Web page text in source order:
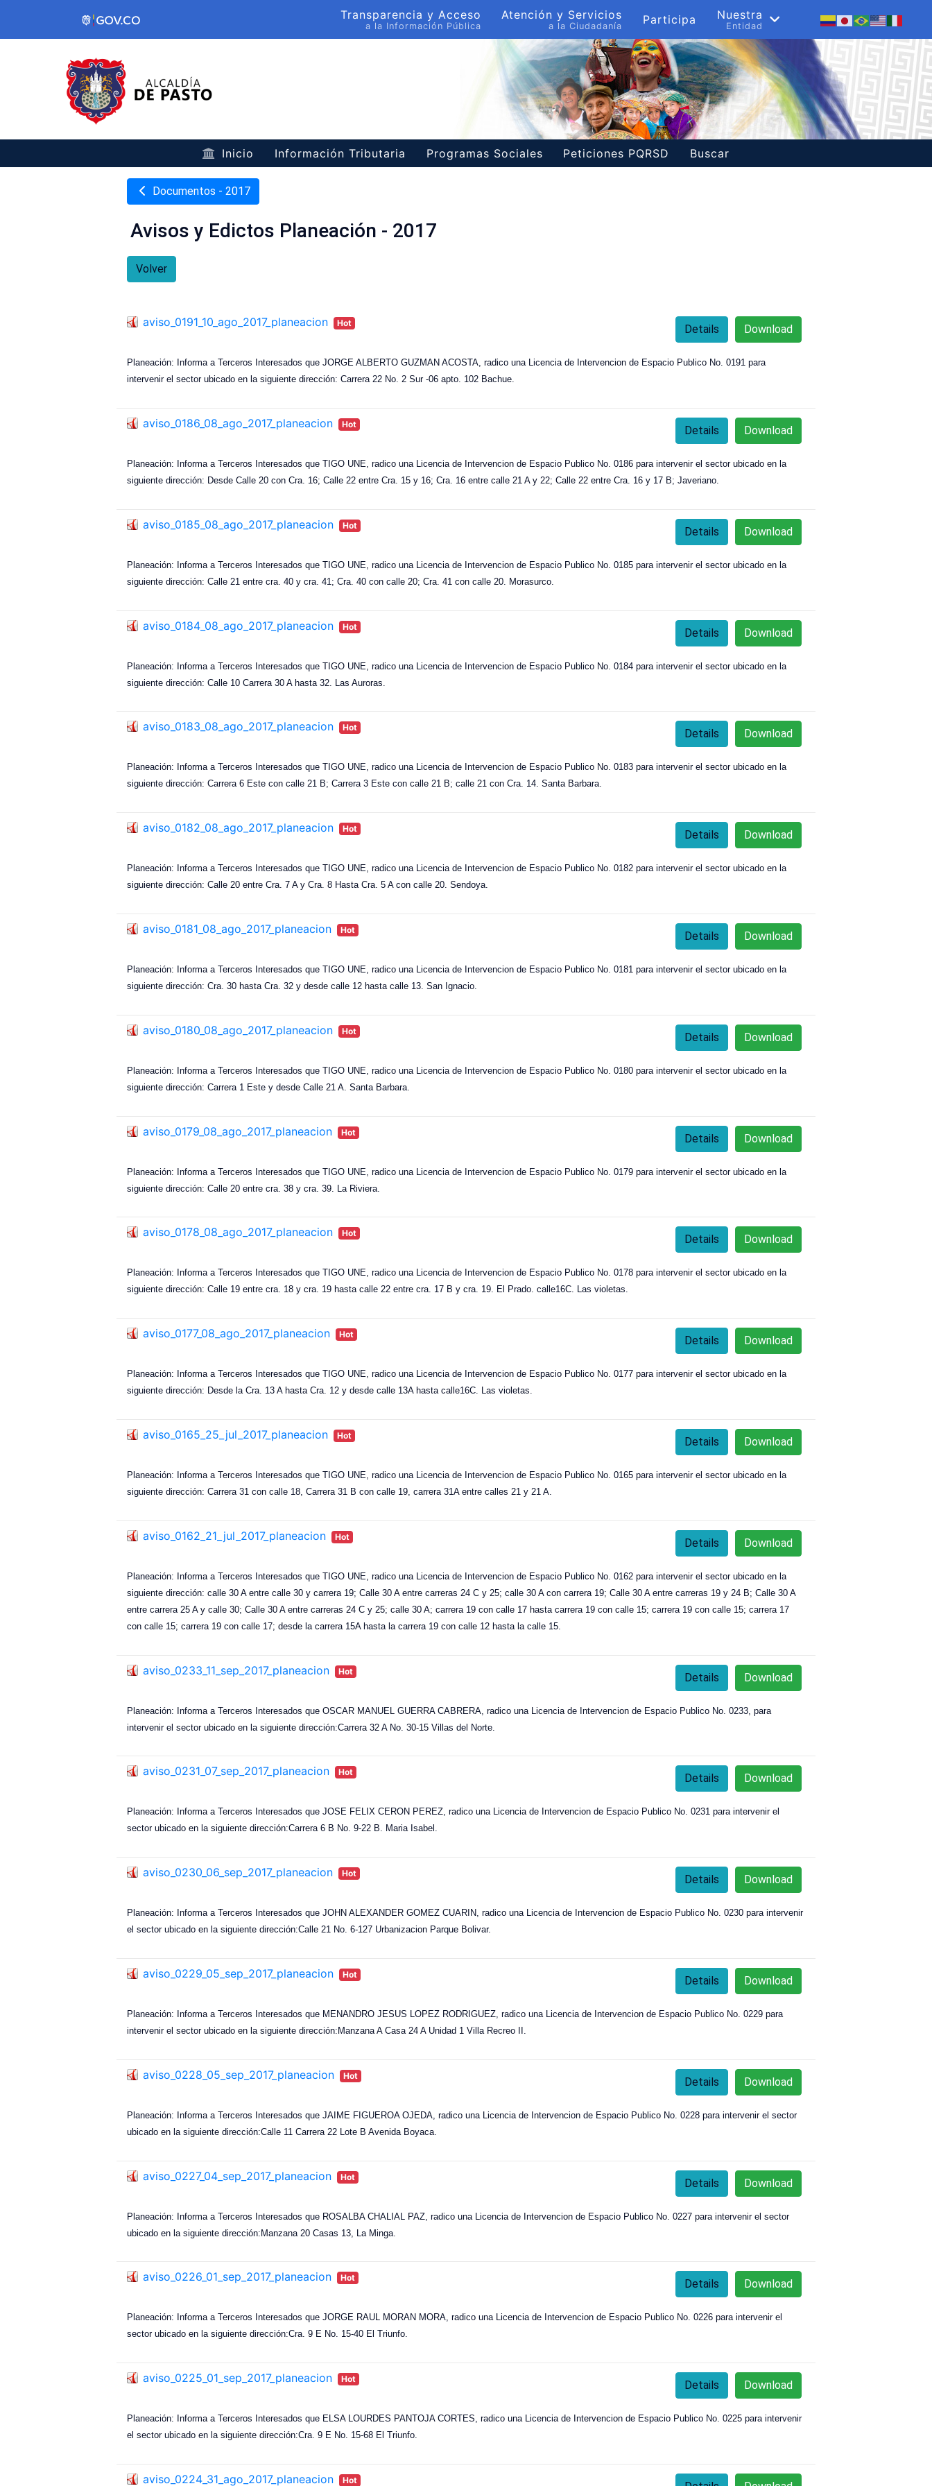
Transparencia y Acceso
a la Información Pública
Atención y Servicios
a la Ciudadanía Participa Nuestra
Entidad
Inicio Información Tributaria Programas Sociales Peticiones PQRSD Buscar
Documentos - 2017
Avisos y Edictos Planeación - 2017
Volver
aviso_0191_10_ago_2017_planeacion Hot Download
Details
Planeación: Informa a Terceros Interesados que JORGE ALBERTO GUZMAN ACOSTA, radico una Licencia de Intervencion de Espacio Publico No. 0191 para
intervenir el sector ubicado en la siguiente dirección: Carrera 22 No. 2 Sur -06 apto. 102 Bachue.
aviso_0186_08_ago_2017_planeacion Hot Download
Details
Planeación: Informa a Terceros Interesados que TIGO UNE, radico una Licencia de Intervencion de Espacio Publico No. 0186 para intervenir el sector ubicado en la
siguiente dirección: Desde Calle 20 con Cra. 16; Calle 22 entre Cra. 15 y 16; Cra. 16 entre calle 21 A y 22; Calle 22 entre Cra. 16 y 17 B; Javeriano.
aviso_0185_08_ago_2017_planeacion Hot Download
Details
Planeación: Informa a Terceros Interesados que TIGO UNE, radico una Licencia de Intervencion de Espacio Publico No. 0185 para intervenir el sector ubicado en la
siguiente dirección: Calle 21 entre cra. 40 y cra. 41; Cra. 40 con calle 20; Cra. 41 con calle 20. Morasurco.
aviso_0184_08_ago_2017_planeacion Hot Download
Details
Planeación: Informa a Terceros Interesados que TIGO UNE, radico una Licencia de Intervencion de Espacio Publico No. 0184 para intervenir el sector ubicado en la
siguiente dirección: Calle 10 Carrera 30 A hasta 32. Las Auroras.
aviso_0183_08_ago_2017_planeacion Hot Download
Details
Planeación: Informa a Terceros Interesados que TIGO UNE, radico una Licencia de Intervencion de Espacio Publico No. 0183 para intervenir el sector ubicado en la
siguiente dirección: Carrera 6 Este con calle 21 B; Carrera 3 Este con calle 21 B; calle 21 con Cra. 14. Santa Barbara.
aviso_0182_08_ago_2017_planeacion Hot Download
Details
Planeación: Informa a Terceros Interesados que TIGO UNE, radico una Licencia de Intervencion de Espacio Publico No. 0182 para intervenir el sector ubicado en la
siguiente dirección: Calle 20 entre Cra. 7 A y Cra. 8 Hasta Cra. 5 A con calle 20. Sendoya.
aviso_0181_08_ago_2017_planeacion Hot Download
Details
Planeación: Informa a Terceros Interesados que TIGO UNE, radico una Licencia de Intervencion de Espacio Publico No. 0181 para intervenir el sector ubicado en la
siguiente dirección: Cra. 30 hasta Cra. 32 y desde calle 12 hasta calle 13. San Ignacio.
aviso_0180_08_ago_2017_planeacion Hot Download
Details
Planeación: Informa a Terceros Interesados que TIGO UNE, radico una Licencia de Intervencion de Espacio Publico No. 0180 para intervenir el sector ubicado en la
siguiente dirección: Carrera 1 Este y desde Calle 21 A. Santa Barbara.
aviso_0179_08_ago_2017_planeacion Hot Download
Details
Planeación: Informa a Terceros Interesados que TIGO UNE, radico una Licencia de Intervencion de Espacio Publico No. 0179 para intervenir el sector ubicado en la
siguiente dirección: Calle 20 entre cra. 38 y cra. 39. La Riviera.
aviso_0178_08_ago_2017_planeacion Hot Download
Details
Planeación: Informa a Terceros Interesados que TIGO UNE, radico una Licencia de Intervencion de Espacio Publico No. 0178 para intervenir el sector ubicado en la
siguiente dirección: Calle 19 entre cra. 18 y cra. 19 hasta calle 22 entre cra. 17 B y cra. 19. El Prado. calle16C. Las violetas.
aviso_0177_08_ago_2017_planeacion Hot Download
Details
Planeación: Informa a Terceros Interesados que TIGO UNE, radico una Licencia de Intervencion de Espacio Publico No. 0177 para intervenir el sector ubicado en la
siguiente dirección: Desde la Cra. 13 A hasta Cra. 12 y desde calle 13A hasta calle16C. Las violetas.
aviso_0165_25_jul_2017_planeacion Hot Download
Details
Planeación: Informa a Terceros Interesados que TIGO UNE, radico una Licencia de Intervencion de Espacio Publico No. 0165 para intervenir el sector ubicado en la
siguiente dirección: Carrera 31 con calle 18, Carrera 31 B con calle 19, carrera 31A entre calles 21 y 21 A.
aviso_0162_21_jul_2017_planeacion Hot Download
Details
Planeación: Informa a Terceros Interesados que TIGO UNE, radico una Licencia de Intervencion de Espacio Publico No. 0162 para intervenir el sector ubicado en la
siguiente dirección: calle 30 A entre calle 30 y carrera 19; Calle 30 A entre carreras 24 C y 25; calle 30 A con carrera 19; Calle 30 A entre carreras 19 y 24 B; Calle 30 A
entre carrera 25 A y calle 30; Calle 30 A entre carreras 24 C y 25; calle 30 A; carrera 19 con calle 17 hasta carrera 19 con calle 15; carrera 19 con calle 15; carrera 17
con calle 15; carrera 19 con calle 17; desde la carrera 15A hasta la carrera 19 con calle 12 hasta la calle 15.
aviso_0233_11_sep_2017_planeacion Hot Download
Details
Planeación: Informa a Terceros Interesados que OSCAR MANUEL GUERRA CABRERA, radico una Licencia de Intervencion de Espacio Publico No. 0233, para
intervenir el sector ubicado en la siguiente dirección:Carrera 32 A No. 30-15 Villas del Norte.
aviso_0231_07_sep_2017_planeacion Hot Download
Details
Planeación: Informa a Terceros Interesados que JOSE FELIX CERON PEREZ, radico una Licencia de Intervencion de Espacio Publico No. 0231 para intervenir el
sector ubicado en la siguiente dirección:Carrera 6 B No. 9-22 B. Maria Isabel.
aviso_0230_06_sep_2017_planeacion Hot Download
Details
Planeación: Informa a Terceros Interesados que JOHN ALEXANDER GOMEZ CUARIN, radico una Licencia de Intervencion de Espacio Publico No. 0230 para intervenir
el sector ubicado en la siguiente dirección:Calle 21 No. 6-127 Urbanizacion Parque Bolivar.
aviso_0229_05_sep_2017_planeacion Hot Download
Details
Planeación: Informa a Terceros Interesados que MENANDRO JESUS LOPEZ RODRIGUEZ, radico una Licencia de Intervencion de Espacio Publico No. 0229 para
intervenir el sector ubicado en la siguiente dirección:Manzana A Casa 24 A Unidad 1 Villa Recreo II.
aviso_0228_05_sep_2017_planeacion Hot Download
Details
Planeación: Informa a Terceros Interesados que JAIME FIGUEROA OJEDA, radico una Licencia de Intervencion de Espacio Publico No. 0228 para intervenir el sector
ubicado en la siguiente dirección:Calle 11 Carrera 22 Lote B Avenida Boyaca.
aviso_0227_04_sep_2017_planeacion Hot Download
Details
Planeación: Informa a Terceros Interesados que ROSALBA CHALIAL PAZ, radico una Licencia de Intervencion de Espacio Publico No. 0227 para intervenir el sector
ubicado en la siguiente dirección:Manzana 20 Casas 13, La Minga.
aviso_0226_01_sep_2017_planeacion Hot Download
Details
Planeación: Informa a Terceros Interesados que JORGE RAUL MORAN MORA, radico una Licencia de Intervencion de Espacio Publico No. 0226 para intervenir el
sector ubicado en la siguiente dirección:Cra. 9 E No. 15-40 El Triunfo.
aviso_0225_01_sep_2017_planeacion Hot Download
Details
Planeación: Informa a Terceros Interesados que ELSA LOURDES PANTOJA CORTES, radico una Licencia de Intervencion de Espacio Publico No. 0225 para intervenir
el sector ubicado en la siguiente dirección:Cra. 9 E No. 15-68 El Triunfo.
aviso_0224_31_ago_2017_planeacion Hot